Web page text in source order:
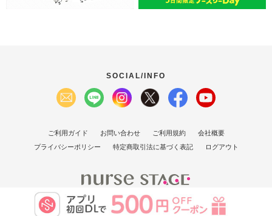
SOCIAL/INFO
ご利用ガイド お問い合わせ ご利用規約
会社概要
プライバシーポリシー
特定商取引法に基づく表記 ログアウト